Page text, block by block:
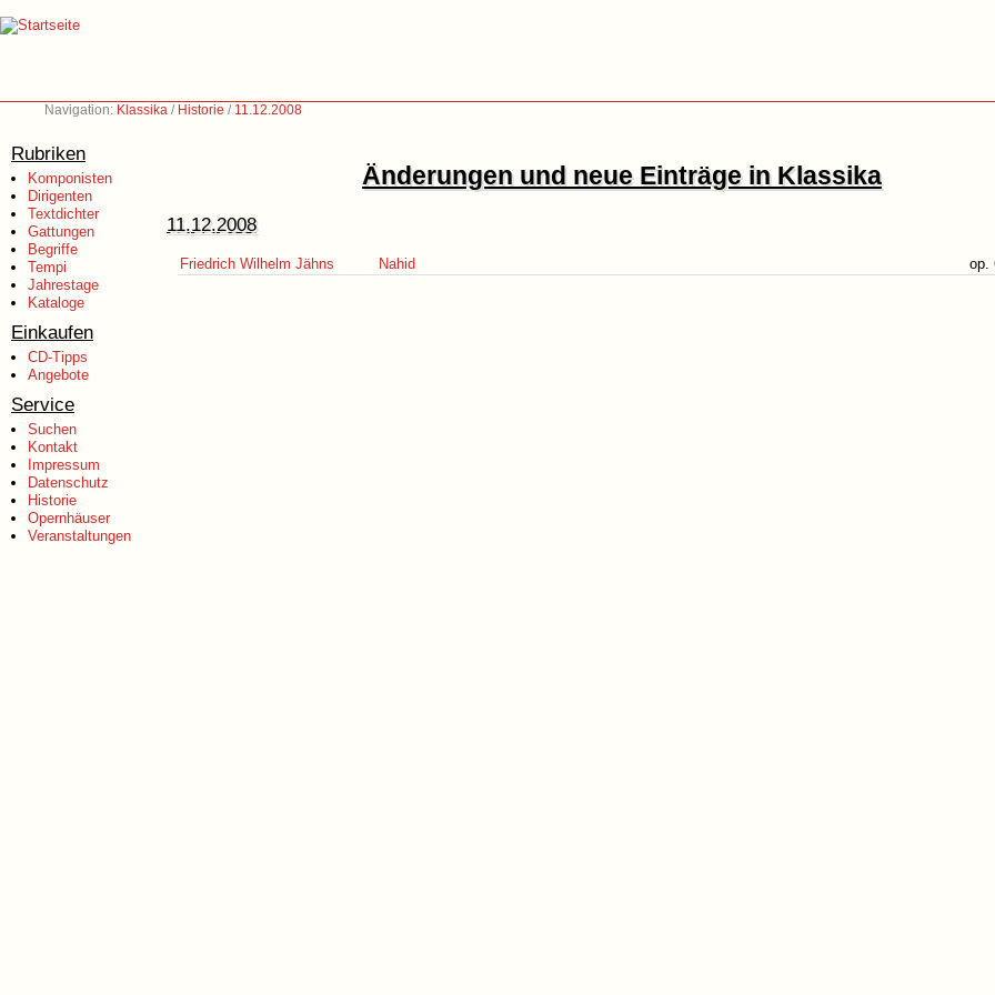
Navigation: Klassika / Historie / 11.12.2008
Rubriken
Komponisten
Dirigenten
Textdichter
Gattungen
Begriffe
Tempi
Jahrestage
Kataloge
Einkaufen
CD-Tipps
Angebote
Service
Suchen
Kontakt
Impressum
Datenschutz
Historie
Opernhäuser
Veranstaltungen
Änderungen und neue Einträge in Klassika
11.12.2008
Friedrich Wilhelm Jähns Nahid op.